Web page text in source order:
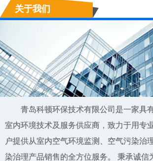
关于我们
青岛科顿环保技术有限公司是一家具
室内环境技术及服务供应商，致力于用专
户提供从室内空气环境监测、空气污染治
染治理产品销售的全方位服务。 秉承诚信